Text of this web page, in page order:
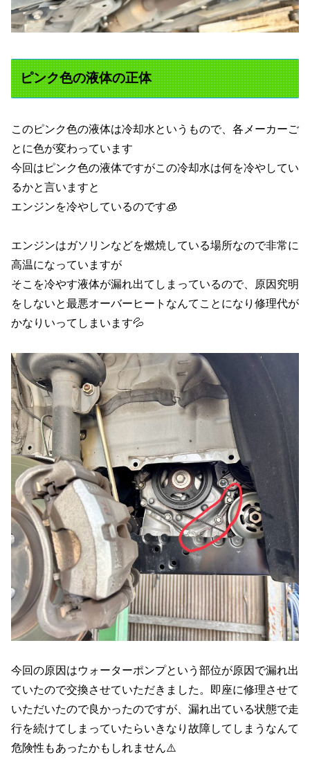
ピンク色の液体の正体
このピンク色の液体は冷却水というもので、各メーカーご
とに色が変わっています
今回はピンク色の液体ですがこの冷却水は何を冷やしてい
るかと言いますと
エンジンを冷やしているのです🧊
エンジンはガソリンなどを燃焼している場所なので非常に
高温になっていますが
そこを冷やす液体が漏れ出てしまっているので、原因究明
をしないと最悪オーバーヒートなんてことになり修理代が
かなりいってしまいます💦
今回の原因はウォーターポンプという部位が原因で漏れ出
ていたので交換させていただきました。即座に修理させて
いただいたので良かったのですが、漏れ出ている状態で走
行を続けてしまっていたらいきなり故障してしまうなんて
危険性もあったかもしれません⚠️